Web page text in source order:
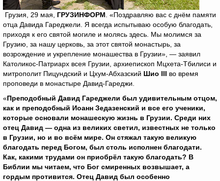
Грузия, 29 мая, ГРУЗИНФОРМ . «Поздравляю вас с днём памяти
отца Давида Гареджели. Я всегда испытываю особую благодать,
приходя к его святой могиле и молясь здесь. Мы молимся за
Грузию, за нашу церковь, за этот святой монастырь, за
возрождение и укрепление монашества в Грузии», — заявил
Католикос-Патриарх всея Грузии, архиепископ Мцхета-Тбилиси и
митрополит Пицундский и Цхум-Абхазский Шио III во время
проповеди в монастыре Давид-Гареджи.
«Преподобный Давид Гареджели был удивительным отцом,
как и преподобный Иоанн Зедазенский и все его ученики,
которые основали монашескую жизнь в Грузии. Среди них
отец Давид — одна из великих светил, известных не только
в Грузии, но и во всём мире. Он стяжал такую великую
благодать перед Богом, был столь исполнен благодати.
Как, какими трудами он приобрёл такую благодать? В
Библии мы читаем, что Бог смиренных возвышает, а
гордым противится. Отец Давид был особенно